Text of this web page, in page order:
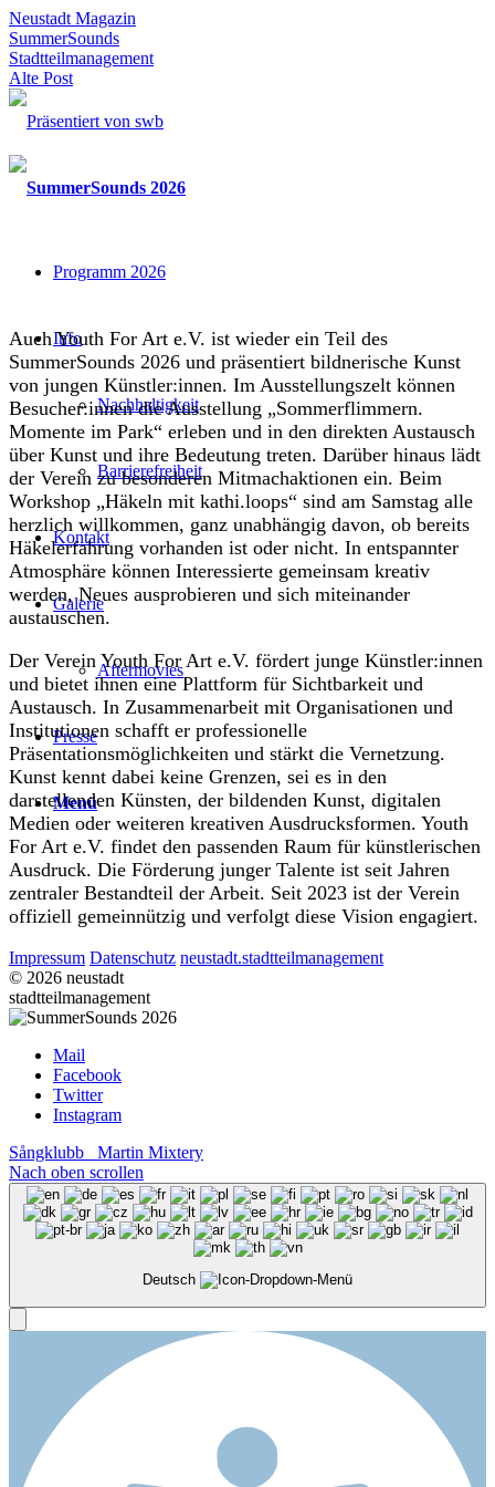
Neustadt Magazin
SummerSounds
Stadtteilmanagement
Alte Post
Programm 2026
Info
Nachhaltigkeit
Barrierefreiheit
Kontakt
Galerie
Aftermovies
Presse
Menü
Auch Youth For Art e.V. ist wieder ein Teil des
SummerSounds 2026 und präsentiert bildnerische Kunst
von jungen Künstler:innen. Im Ausstellungszelt können
Besucher:innen die Ausstellung „Sommerflimmern.
Momente im Park“ erleben und in den direkten Austausch
über Kunst und ihre Bedeutung treten. Darüber hinaus lädt
der Verein zu besonderen Mitmachaktionen ein. Beim
Workshop „Häkeln mit kathi.loops“ sind am Samstag alle
herzlich willkommen, ganz unabhängig davon, ob bereits
Häkelerfahrung vorhanden ist oder nicht. In entspannter
Atmosphäre können Interessierte gemeinsam kreativ
werden, Neues ausprobieren und sich miteinander
austauschen.
Der Verein Youth For Art e.V. fördert junge Künstler:innen
und bietet ihnen eine Plattform für Sichtbarkeit und
Austausch. In Zusammenarbeit mit Organisationen und
Institutionen schafft er professionelle
Präsentationsmöglichkeiten und stärkt die Vernetzung.
Kunst kennt dabei keine Grenzen, sei es in den
darstellenden Künsten, der bildenden Kunst, digitalen
Medien oder weiteren kreativen Ausdrucksformen. Youth
For Art e.V. findet den passenden Raum für künstlerischen
Ausdruck. Die Förderung junger Talente ist seit Jahren
zentraler Bestandteil der Arbeit. Seit 2023 ist der Verein
offiziell gemeinnützig und verfolgt diese Vision engagiert.
Impressum Datenschutz neustadt.stadtteilmanagement
© 2026 neustadt
stadtteilmanagement
Mail
Facebook
Twitter
Instagram
Sångklubb
Martin Mixtery
Nach oben scrollen
Deutsch